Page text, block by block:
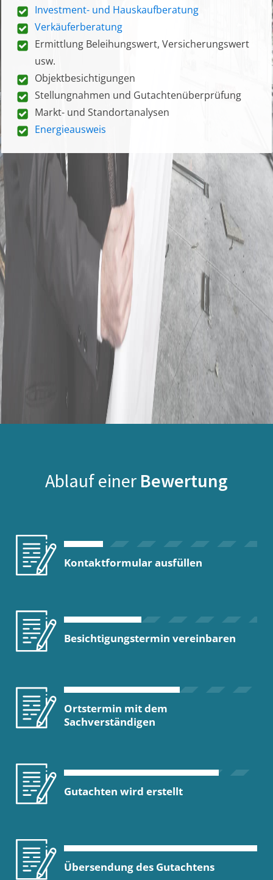
Investment- und Hauskaufberatung
Verkäuferberatung
Ermittlung Beleihungswert, Versicherungswert
usw.
Objektbesichtigungen
Stellungnahmen und Gutachtenüberprüfung
Markt- und Standortanalysen
Energieausweis
Ablauf einer Bewertung
Kontaktformular ausfüllen
Besichtigungstermin vereinbaren
Ortstermin mit dem
Sachverständigen
Gutachten wird erstellt
Übersendung des Gutachtens